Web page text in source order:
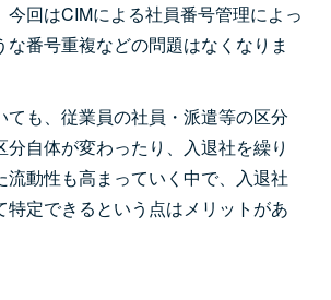
今回はCIMによる社員番号管理によっ
番号重複などの問題はなくなりま
ても、従業員の社員・派遣等の区分
分自体が変わったり、入退社を繰り
流動性も高まっていく中で、入退社
特定できるという点はメリットがあ